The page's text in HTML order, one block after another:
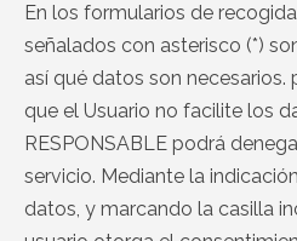
En los formularios de
señalados con asterisco (*)
así qué datos son necesarios.
que el Usuario no facilite los
RESPONSABLE podrá
servicio. Mediante la
datos, y marcando la casilla